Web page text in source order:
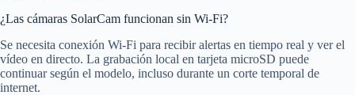
¿Las cámaras SolarCam funcionan sin Wi-Fi?
Se necesita conexión Wi-Fi para recibir alertas en tiempo real y ver el
vídeo en directo. La grabación local en tarjeta microSD puede
continuar según el modelo, incluso durante un corte temporal de
internet.